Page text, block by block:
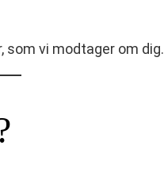
som vi modtager om dig.